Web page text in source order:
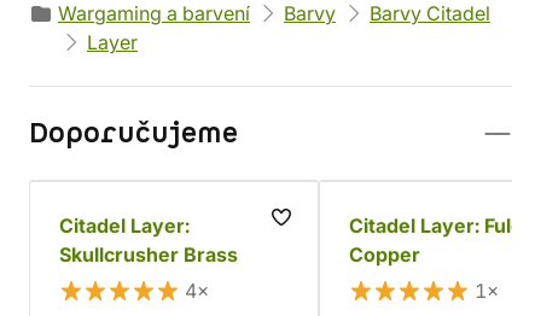
Wargaming a barvení
Barvy
Barvy Citadel
Layer
Doporučujeme
Citadel Layer:
Skullcrusher Brass
4×
Citadel Layer:
Copper
1×